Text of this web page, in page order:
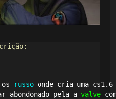
russo onde cria uma
abondonado pela a valve